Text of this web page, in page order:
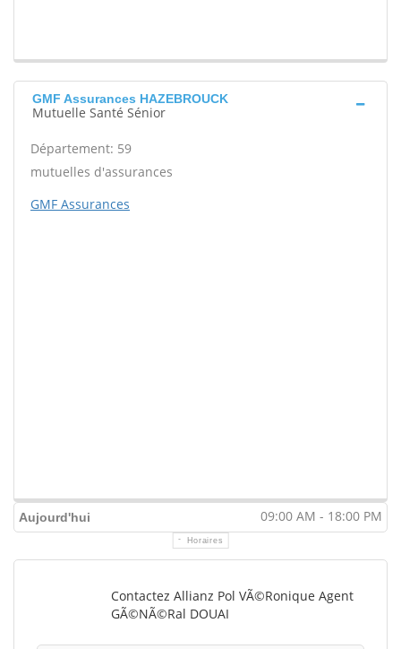
GMF Assurances HAZEBROUCK
Mutuelle Santé Sénior
Département: 59
mutuelles d'assurances
GMF Assurances
Aujourd'hui 09:00 AM - 18:00 PM
Horaires
Contactez Allianz Pol VÃ©ronique Agent
GÃ©nÃ©ral DOUAI